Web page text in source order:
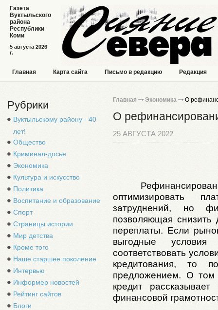
5 августа 2026
г.
Газета
Вуктыльского
района
Республики
Коми
Главная Карта сайта Письмо в редакцию Редакция
Рубрики
Вуктыльскому району - 40
лет!
Общество
Криминал-досье
Экономика
Культура и искусство
Политика
Воспитание и образование
Спорт
Страницы истории
Мир детства
Кроме того
Наше старшее поколение
Интервью
Информер новостей
Рейтинг сайтов
Блоги
Главная Экономика О
О
25 АВГУСТА 2022
оптимизировать
затруднений, но
позволяющая снизить
переплаты. Если
выгодные условия
соответствовать
кредитования, то
предложением. О том
кредит рассказывает
финансовой